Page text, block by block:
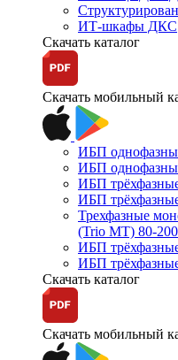
ИТ-шкафы ДКС
Скачать каталог
Скачать мобильный
ИБП
ИБП
ИБП
ИБП
Трехфазные
(Trio MT) 80-
ИБП
ИБП
Скачать каталог
Скачать мобильный